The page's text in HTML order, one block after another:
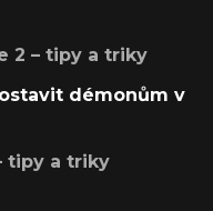
2 – tipy a triky
démonům v
tipy a triky